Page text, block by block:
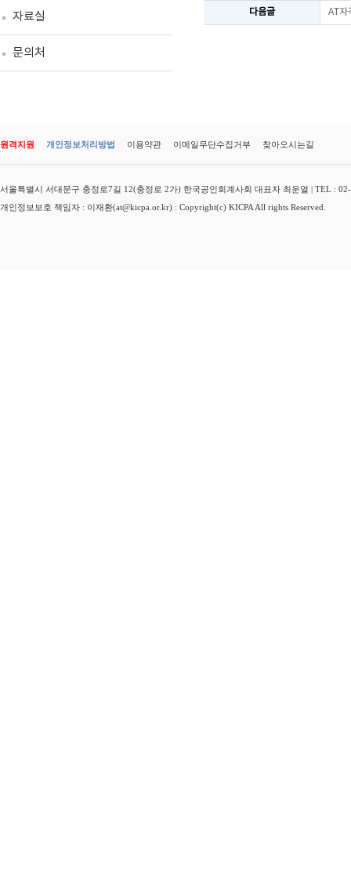
자료실
문의처
다음글 AT자
원격지원 개인정보처리방법 이용약관 이메일무단수집거부 찾아오시는길
서울특별시 서대문구 충정로7길 12(충정로 2가) 한국공인회계사회 대표자 최운열 | TEL :
개인정보보호 책임자 : 이재환(at@kicpa.or.kr) : Copyright(c) KICPA All rights Reserved.